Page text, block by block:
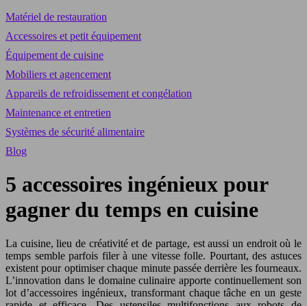
Matériel de restauration
Accessoires et petit équipement
Équipement de cuisine
Mobiliers et agencement
Appareils de refroidissement et congélation
Maintenance et entretien
Systèmes de sécurité alimentaire
Blog
5 accessoires ingénieux pour
gagner du temps en cuisine
La cuisine, lieu de créativité et de partage, est aussi un endroit où le
temps semble parfois filer à une vitesse folle. Pourtant, des astuces
existent pour optimiser chaque minute passée derrière les fourneaux.
L’innovation dans le domaine culinaire apporte continuellement son
lot d’accessoires ingénieux, transformant chaque tâche en un geste